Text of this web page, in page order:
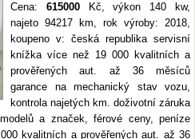
Cena: 615000Kč, výkon 140 kw,
najeto 94217 km, rok výroby: 2018,
koupeno v: česká republika servisní
knížka více než 19 000 kvalitních a
prověřených aut. až 36 měsíců
garance na mechanický stav vozu,
kontrola najetých km. doživotní záruka
a značek, férové ceny, peníze
kvalitních a prověřených aut. až 36